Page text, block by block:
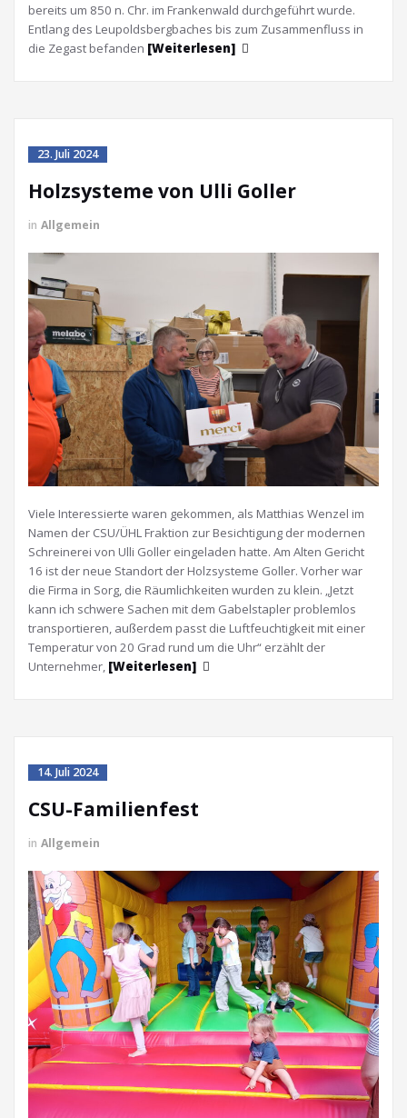
bereits um 850 n. Chr. im Frankenwald durchgeführt wurde.
Entlang des Leupoldsbergbaches bis zum Zusammenfluss in
die Zegast befanden [Weiterlesen]
23. Juli 2024
Holzsysteme von Ulli Goller
in Allgemein
Viele Interessierte waren gekommen, als Matthias Wenzel im
Namen der CSU/ÜHL Fraktion zur Besichtigung der modernen
Schreinerei von Ulli Goller eingeladen hatte. Am Alten Gericht
16 ist der neue Standort der Holzsysteme Goller. Vorher war
die Firma in Sorg, die Räumlichkeiten wurden zu klein. „Jetzt
kann ich schwere Sachen mit dem Gabelstapler problemlos
transportieren, außerdem passt die Luftfeuchtigkeit mit einer
Temperatur von 20 Grad rund um die Uhr“ erzählt der
Unternehmer, [Weiterlesen]
14. Juli 2024
CSU-Familienfest
in Allgemein